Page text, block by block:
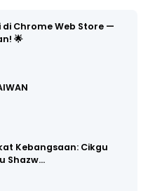
di Chrome Web Store —
🌟
Kebangsaan: Cikgu
Shazw…